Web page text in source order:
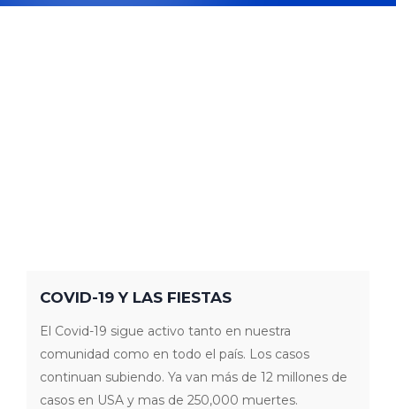
COVID-19 Y LAS FIESTAS
El Covid-19 sigue activo tanto en nuestra
comunidad como en todo el país. Los casos
continuan subiendo. Ya van más de 12 millones de
casos en USA y mas de 250,000 muertes.